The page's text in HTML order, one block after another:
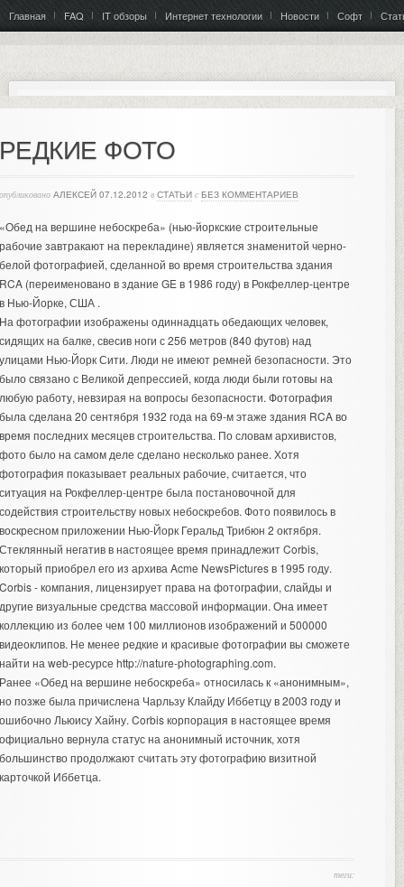
Главная FAQ IT обзоры Интернет технологии Новости Софт
ФОТО
АЛЕКСЕЙ 07.12.2012 в СТАТЬИ с БЕЗ КОММЕНТАРИЕВ
на вершине небоскреба» (нью-йоркские строительные
завтракают на перекладине) является знаменитой черно-
фотографией, сделанной во время строительства здания
(переименовано в здание GE в 1986 году) в Рокфеллер-центре
Нью-Йорке, США .
фотографии изображены одиннадцать обедающих человек,
на балке, свесив ноги с 256 метров (840 футов) над
Нью-Йорк Сити. Люди не имеют ремней безопасности. Это
связано с Великой депрессией, когда люди были готовы на
работу, невзирая на вопросы безопасности. Фотография
сделана 20 сентября 1932 года на 69-м этаже здания RCA во
последних месяцев строительства. По словам архивистов,
было на самом деле сделано несколько ранее. Хотя
показывает реальных рабочие, считается, что
на Рокфеллер-центре была постановочной для
строительству новых небоскребов. Фото появилось в
приложении Нью-Йорк Геральд Трибюн 2 октября.
негатив в настоящее время принадлежит Corbis,
приобрел его из архива Acme NewsPictures в 1995 году.
- компания, лицензирует права на фотографии, слайды и
визуальные средства массовой информации. Она имеет
из более чем 100 миллионов изображений и 500000
Не менее редкие и красивые фотографии вы сможете
на web-ресурсе http://nature-photographing.com.
«Обед на вершине небоскреба» относилась к «анонимным»,
позже была причислена Чарльзу Клайду Иббетцу в 2003 году и
Льюису Хайну. Corbis корпорация в настоящее время
вернула статус на анонимный источник, хотя
продолжают считать эту фотографию визитной
Иббетца.
теги: